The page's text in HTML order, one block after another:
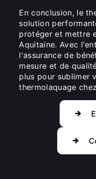
En conclusion, le
solution
protéger et mettre
Aquitaine. Avec
l'assurance de
mesure et de
plus pour sublimer
thermolaquage